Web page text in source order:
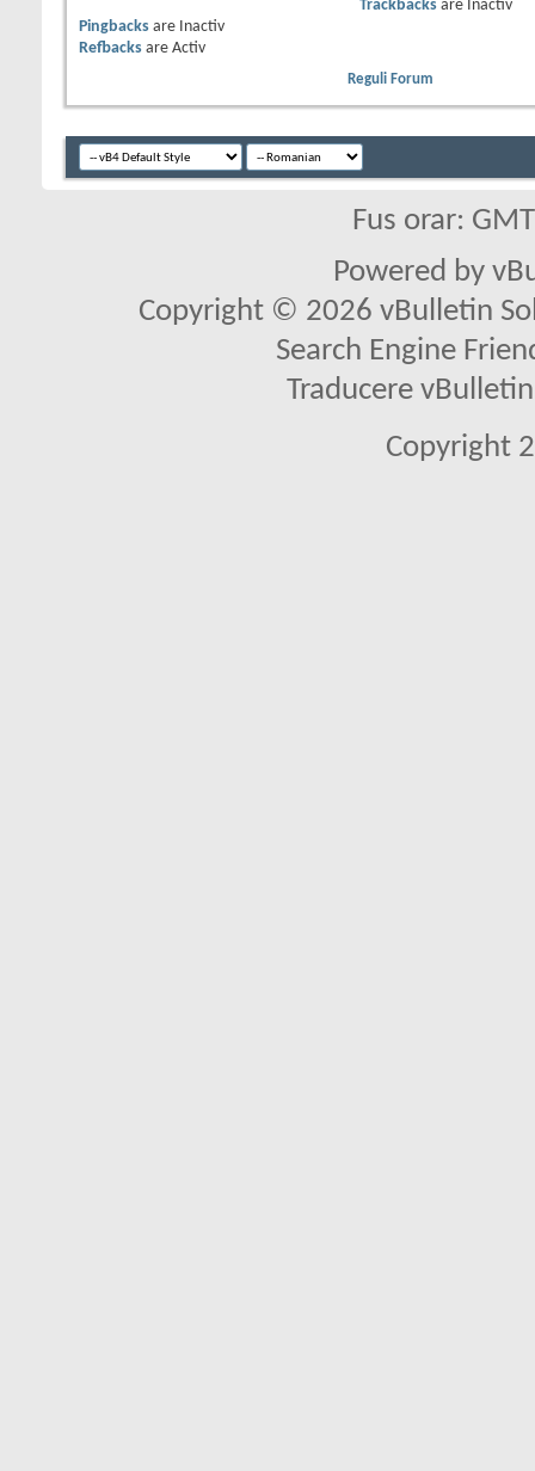
Trackbacksare
Inactiv
Pingbacks are
Inactiv
Refbacks are Activ
Reguli Forum
Fus orar:
Powered by
Copyright © 2026 vBulletin
Search Engine
Traducere
Copyright